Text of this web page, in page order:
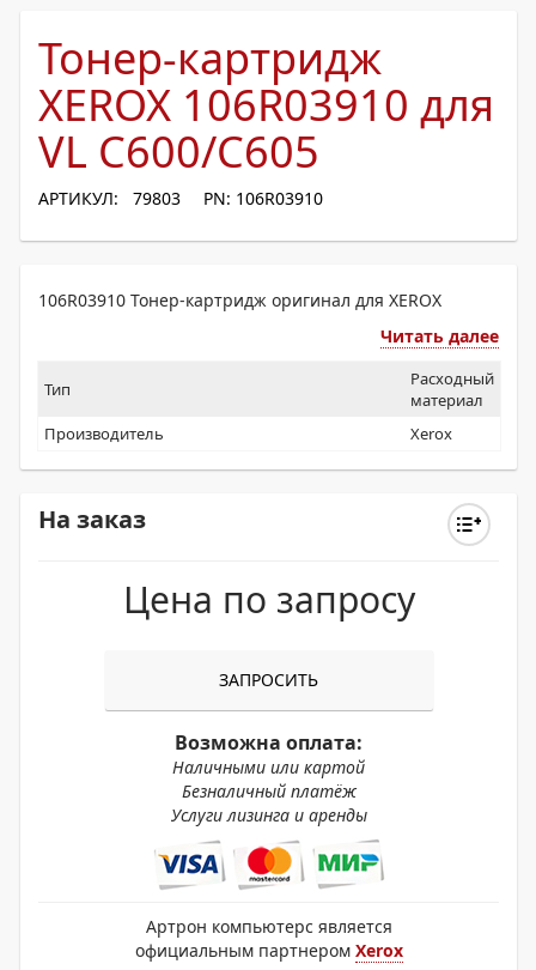
Тонер-картридж
XEROX 106R03910 для
VL C600/C605
АРТИКУЛ: 79803 PN: 106R03910
106R03910 Тонер-картридж оригинал для XEROX
Читать далее
Тип
Расходный
материал
Производитель
Xerox
На заказ
Цена по запросу
ЗАПРОСИТЬ
Возможна оплата:
Наличными или картой
Безналичный платёж
Услуги лизинга и аренды
Артрон компьютерс является
официальным партнером Xerox